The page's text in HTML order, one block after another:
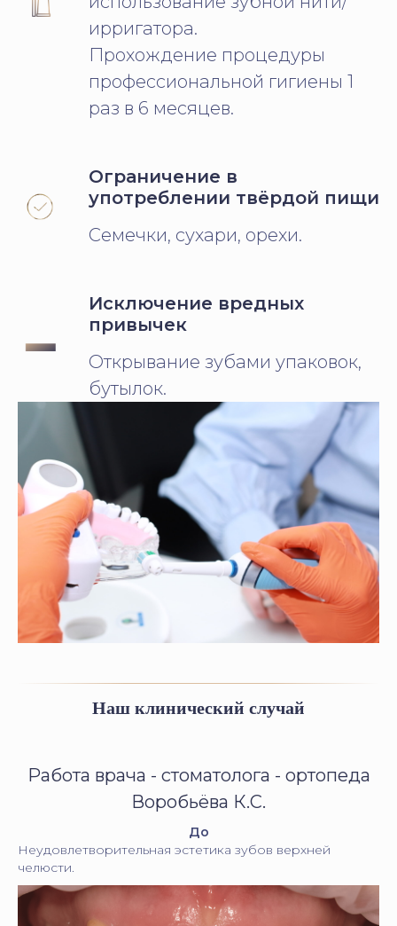
ирригатора.
Прохождение процедуры
профессиональной гигиены 1
раз в 6 месяцев.
Ограничение в
употреблении твёрдой пищи
Семечки, сухари, орехи.
Исключение вредных
привычек
Открывание зубами упаковок,
бутылок.
Наш клинический случай
Работа врача - стоматолога - ортопеда
Воробьёва К.С.
До
Неудовлетворительная эстетика зубов верхней
челюсти.